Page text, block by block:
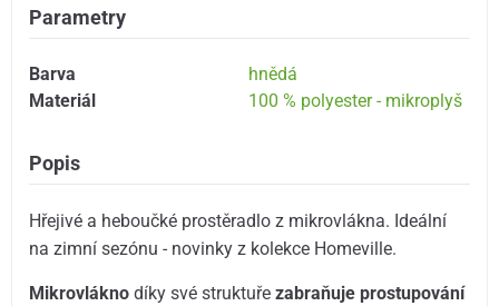
Parametry
Barva
hnědá
Materiál
100 % polyester - mikroplyš
Popis
Hřejivé a heboučké prostěradlo z mikrovlákna. Ideální
na zimní sezónu - novinky z kolekce Homeville.
Mikrovlákno díky své struktuřezabraňuje prostupování